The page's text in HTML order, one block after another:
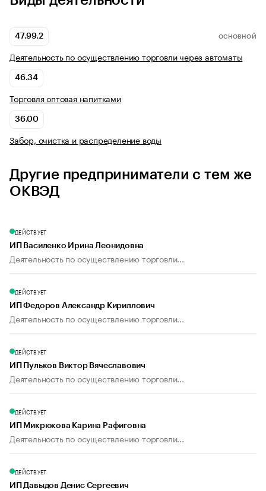
47.99.2 ОСНОВНОЙ
Деятельность по осуществлению торговли через автоматы
46.34
Торговля оптовая напитками
36.00
Забор, очистка и распределение воды
Другие предприниматели с тем же
ОКВЭД
ДЕЙСТВУЕТ
ИП Василенко Ирина Леонидовна
Деятельность по осуществлению торговли...
ДЕЙСТВУЕТ
ИП Федоров Александр Кириллович
Деятельность по осуществлению торговли...
ДЕЙСТВУЕТ
ИП Пульков Виктор Вячеславович
Деятельность по осуществлению торговли...
ДЕЙСТВУЕТ
ИП Микрюкова Карина Рафиговна
Деятельность по осуществлению торговли...
ДЕЙСТВУЕТ
ИП Давыдов Денис Сергеевич